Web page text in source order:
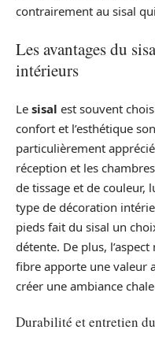
contrairement au sisal
Les avantages du
intérieurs
Le sisal est souvent
confort et l’esthétique
particulièrement
réception et les
de tissage et de couleur,
type de décoration
pieds fait du sisal un
détente. De plus,
fibre apporte une valeur
créer une ambiance
Durabilité et entretien